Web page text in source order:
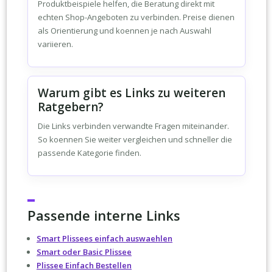
Produktbeispiele helfen, die Beratung direkt mit
echten Shop-Angeboten zu verbinden. Preise dienen
als Orientierung und koennen je nach Auswahl
variieren.
Warum gibt es Links zu weiteren
Ratgebern?
Die Links verbinden verwandte Fragen miteinander.
So koennen Sie weiter vergleichen und schneller die
passende Kategorie finden.
Passende interne Links
Smart Plissees einfach auswaehlen
Smart oder Basic Plissee
Plissee Einfach Bestellen